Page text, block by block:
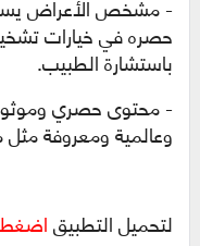
حصره في خيارات
باستشارة الطبيب.
- محتوى حصري
وعالمية ومعروفة
لتحميل التطبيق